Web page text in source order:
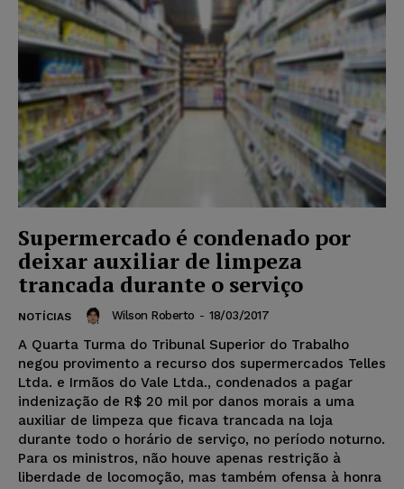
Supermercado é condenado por
deixar auxiliar de limpeza
trancada durante o serviço
NOTÍCIAS Wilson Roberto - 18/03/2017
A Quarta Turma do Tribunal Superior do Trabalho
negou provimento a recurso dos supermercados Telles
Ltda. e Irmãos do Vale Ltda., condenados a pagar
indenização de R$ 20 mil por danos morais a uma
auxiliar de limpeza que ficava trancada na loja
durante todo o horário de serviço, no período noturno.
Para os ministros, não houve apenas restrição à
liberdade de locomoção, mas também ofensa à honra